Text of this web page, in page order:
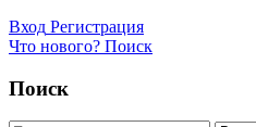
Вход Регистрация
Что нового? Поиск
Поиск